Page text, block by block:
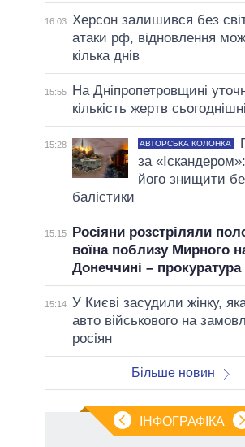
16:03
Херсон залишився без
атаки рф, відновлення
кілька днів
15:55
На Дніпропетровщині
кількість жертв
15:28 АВТОРСЬКА КОЛОНКА
за
його знищити
балістики
15:15
Росіяни розстріляли
воїна поблизу Мирного
Донеччині – прокуратура
15:14 У Києві засудили жінку,
авто військового на
росіян
Більше новин
ІНФОГРАФІКА